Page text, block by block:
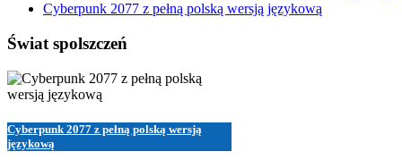
Cyberpunk 2077 z pełną polską wersją językową
Świat spolszczeń
Cyberpunk 2077 z pełną polską wersją
językową